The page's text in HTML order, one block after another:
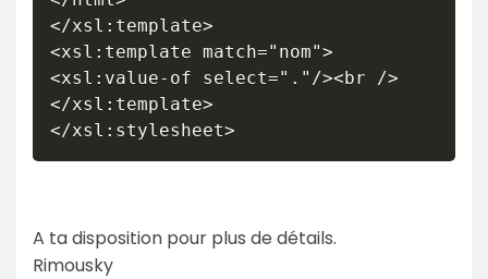
</xsl:template>
<xsl:template match="nom">
<xsl:value-of select="."/><br />
</xsl:template>
</xsl:stylesheet>
A ta disposition pour plus de détails.
Rimousky